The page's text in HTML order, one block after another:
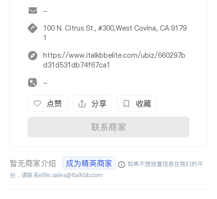
-
100 N. Citrus St., #300,West Covina, CA 9179
1
https://www.italkbbelite.com/ubiz/660297b
d31d531db74f67ca1
-
点赞 分享 收藏
联系商家
暂无商家介绍 成为精英商家
如果不想放置信息在我们的平
台，请联系elite.sales@italkbb.com